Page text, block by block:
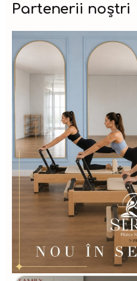
Partenerii noștri